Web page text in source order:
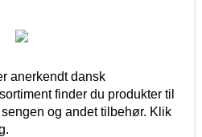
anerkendt dansk
finder du produkter til
og andet tilbehør. Klik